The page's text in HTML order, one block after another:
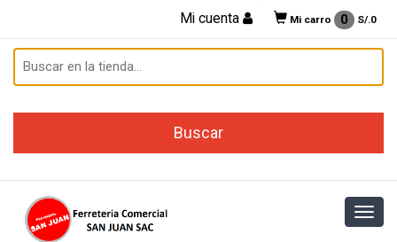
Mi cuenta Mi carro 0 S/.0